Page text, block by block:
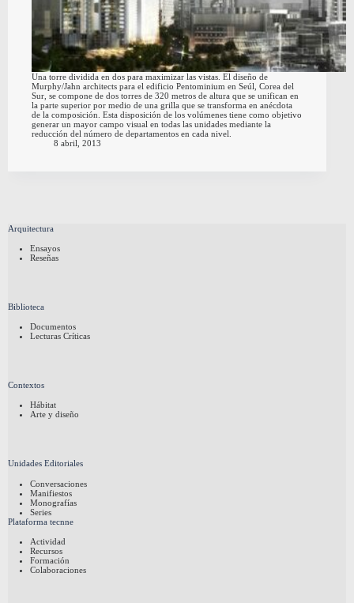
Una torre dividida en dos para maximizar las vistas. El diseño de
Murphy/Jahn architects para el edificio Pentominium en Seúl, Corea del
Sur, se compone de dos torres de 320 metros de altura que se unifican en
la parte superior por medio de una grilla que se transforma en anécdota
de la composición. Esta disposición de los volúmenes tiene como objetivo
generar un mayor campo visual en todas las unidades mediante la
reducción del número de departamentos en cada nivel.
8 abril, 2013
Arquitectura
Ensayos
Reseñas
Biblioteca
Documentos
Lecturas Críticas
Contextos
Hábitat
Arte y diseño
Unidades Editoriales
Conversaciones
Manifiestos
Monografías
Series
Plataforma tecnne
Actividad
Recursos
Formación
Colaboraciones